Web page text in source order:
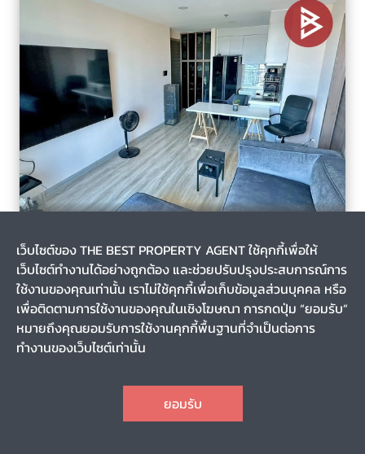
รหัส T-134864
ขายคอนโด อาร์ติซาน รัชดา (Artisan Ratchada) กรุงเทพมหานคร
0-0-0.0
43.83
24
3,100,000
เว็บไซต์ของ THE BEST PROPERTY AGENT ใช้คุกกี้เพื่อให้
เว็บไซต์ทำงานได้อย่างถูกต้อง และช่วยปรับปรุงประสบการณ์การ
ใช้งานของคุณเท่านั้น เราไม่ใช้คุกกี้เพื่อเก็บข้อมูลส่วนบุคคล หรือ
เพื่อติดตามการใช้งานของคุณในเชิงโฆษณา การกดปุ่ม “ยอมรับ”
หมายถึงคุณยอมรับการใช้งานคุกกี้พื้นฐานที่จำเป็นต่อการ
ทำงานของเว็บไซต์เท่านั้น
ยอมรับ